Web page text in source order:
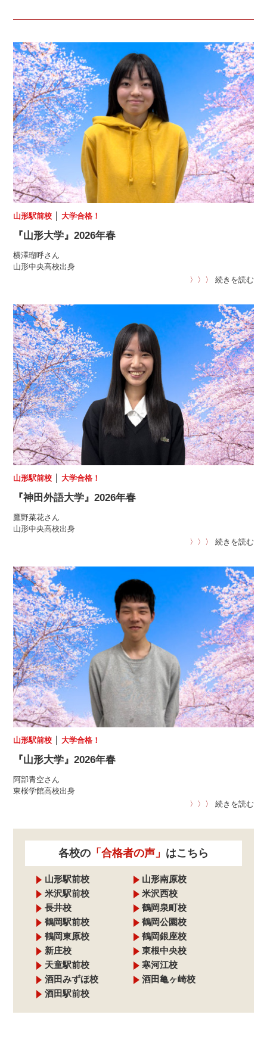
山形駅前校 │大学合格！
『山形大学』2026年春
横澤瑠呼さん
山形中央高校出身
〉〉〉
続きを読む
山形駅前校 │大学合格！
『神田外語大学』2026年春
鷹野菜花さん
山形中央高校出身
〉〉〉
続きを読む
山形駅前校 │大学合格！
『山形大学』2026年春
阿部青空さん
東桜学館高校出身
〉〉〉
続きを読む
各校の 「合格者の声」 はこちら
山形駅前校
山形南原校
米沢駅前校
米沢西校
長井校
鶴岡泉町校
鶴岡駅前校
鶴岡公園校
鶴岡東原校
鶴岡銀座校
新庄校
東根中央校
天童駅前校
寒河江校
酒田みずほ校
酒田亀ヶ崎校
酒田駅前校